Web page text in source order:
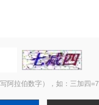
阿拉伯数字），如：三加四=7